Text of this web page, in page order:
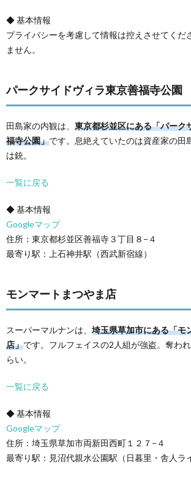
◆ 基本情報
プライバシーを考慮して情報は控えさせてくだ
ません。
パークサイドヴィラ東京善福寺公園
田島家の内観は、 東京都杉並区にある「パーク
福寺公園」です。息絶えていたのは資産家の田
は銃。
一覧に戻る
◆ 基本情報
Googleマップ
住所：東京都杉並区善福寺３丁目８−４
最寄り駅：上石神井駅（西武新宿線）
モンマートまつやま店
スーパーマルナンは、 埼玉県草加市にある「モ
店」です。フルフェイスの2人組が強盗。奪わ
らい。
一覧に戻る
◆ 基本情報
Googleマップ
住所：埼玉県草加市両新田西町１２７−４
最寄り駅：見沼代親水公園駅（日暮里・舎人ラ